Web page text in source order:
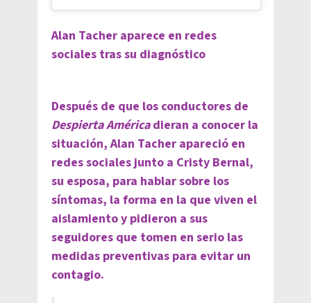
Alan Tacher aparece en redes
sociales tras su diagnóstico
Después de que los conductores de
Despierta Américadieran a conocer la
situación, Alan Tacher apareció en
redes sociales junto a Cristy Bernal,
su esposa, para hablar sobre los
síntomas, la forma en la que viven el
aislamiento y pidieron a sus
seguidores que tomen en serio las
medidas preventivas para evitar un
contagio.